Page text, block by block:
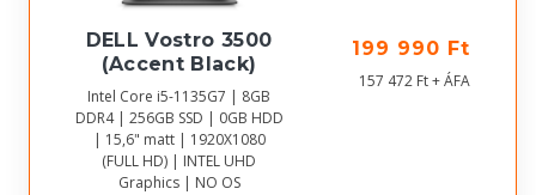
DELL Vostro 3500
(Accent Black)
Intel Core i5-1135G7 | 8GB
DDR4 | 256GB SSD | 0GB HDD
| 15,6" matt | 1920X1080
(FULL HD) | INTEL UHD
Graphics | NO OS
199 990 Ft
157 472 Ft + ÁFA